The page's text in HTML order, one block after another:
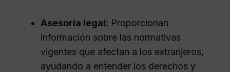
Asesoría legal: Proporcionan
información sobre las normativas
vigentes que afectan a los extranjeros,
ayudando a entender los derechos y